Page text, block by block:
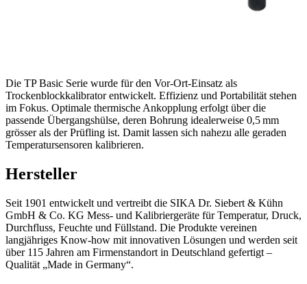
Die TP Basic Serie wurde für den Vor-Ort-Einsatz als
Trockenblockkalibrator entwickelt. Effizienz und Portabilität stehen
im Fokus. Optimale thermische Ankopplung erfolgt über die
passende Übergangshülse, deren Bohrung idealerweise 0,5 mm
grösser als der Prüfling ist. Damit lassen sich nahezu alle geraden
Temperatursensoren kalibrieren.
Hersteller
Seit 1901 entwickelt und vertreibt die SIKA Dr. Siebert & Kühn
GmbH & Co. KG Mess- und Kalibriergeräte für Temperatur, Druck,
Durchfluss, Feuchte und Füllstand. Die Produkte vereinen
langjähriges Know-how mit innovativen Lösungen und werden seit
über 115 Jahren am Firmenstandort in Deutschland gefertigt –
Qualität „Made in Germany“.